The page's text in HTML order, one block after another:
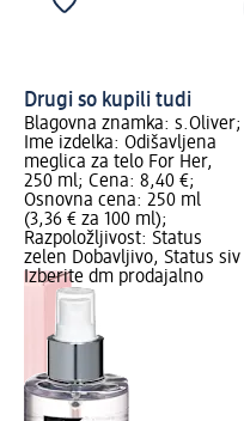
Drugi so kupili tudi
Blagovna znamka: s.Oliver;
Ime izdelka: Odišavljena
meglica za telo For Her,
250 ml; Cena: 8,40 €;
Osnovna cena: 250 ml
(3,36 € za 100 ml);
Razpoložljivost: Status
zelen Dobavljivo, Status siv
Izberite dm prodajalno